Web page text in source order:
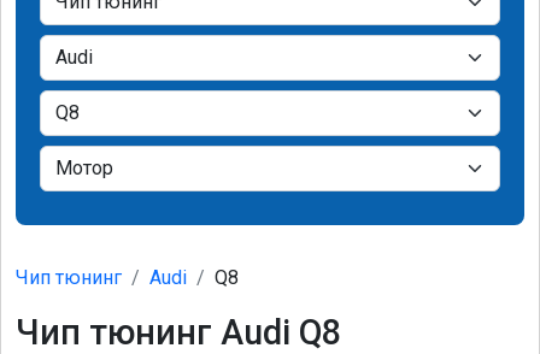
Чип тюнинг Audi Q8
Чип тюнинг Audi Q8